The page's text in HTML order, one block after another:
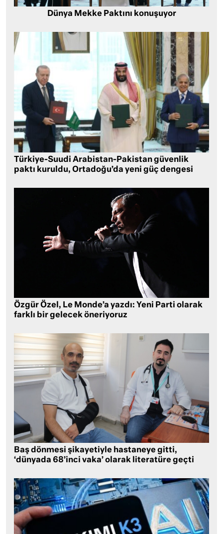
Dünya Mekke Paktını konuşuyor
Türkiye-Suudi Arabistan-Pakistan güvenlik
paktı kuruldu, Ortadoğu’da yeni güç dengesi
Özgür Özel, Le Monde’a yazdı: Yeni Parti olarak
farklı bir gelecek öneriyoruz
Baş dönmesi şikayetiyle hastaneye gitti,
‘dünyada 68’inci vaka’ olarak literatüre geçti